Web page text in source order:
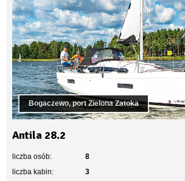
Bogaczewo, port Zielona Zatoka
Antila 28.2
liczba osób:
8
liczba kabin:
3